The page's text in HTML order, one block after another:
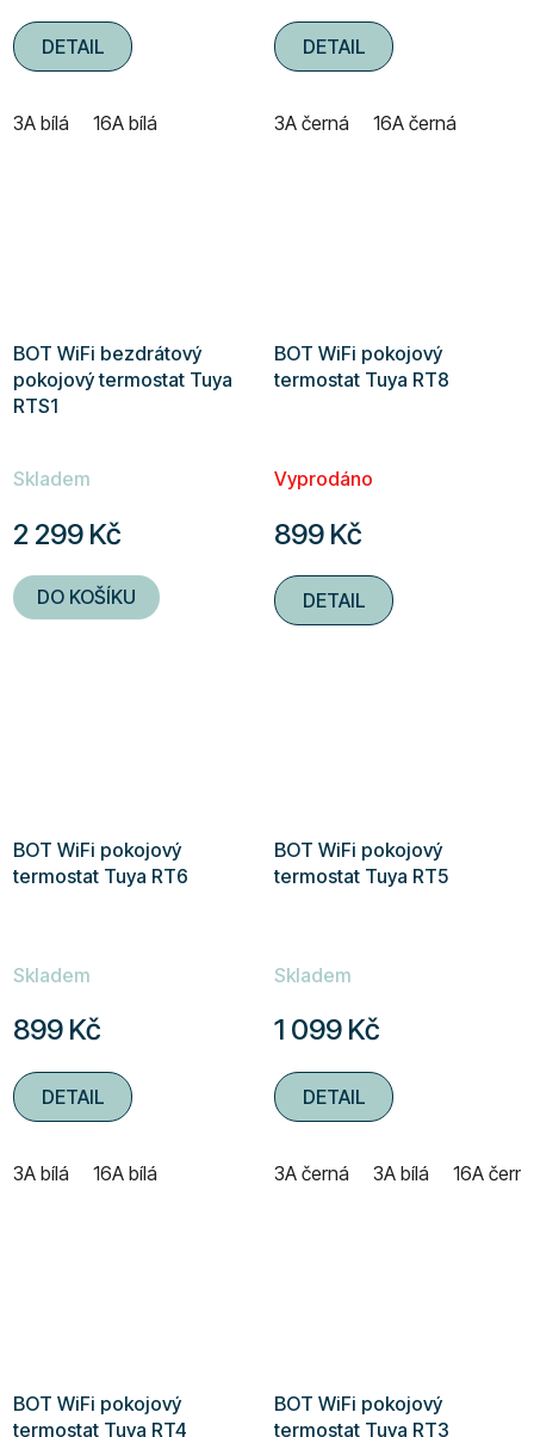
DETAIL
3A bílá 16A bílá
DETAIL
3A černá 16A černá
BOT WiFi bezdrátový
pokojový termostat Tuya
RTS1
Skladem
2 299 Kč
DO KOŠÍKU
BOT WiFi pokojový
termostat Tuya RT8
Vyprodáno
899 Kč
DETAIL
BOT WiFi pokojový
termostat Tuya RT6
Skladem
899 Kč
DETAIL
3A bílá 16A bílá
BOT WiFi pokojový
termostat Tuya RT5
Skladem
1 099 Kč
DETAIL
3A černá 3A bílá 16A
BOT WiFi pokojový
termostat Tuya RT4
BOT WiFi pokojový
termostat Tuya RT3